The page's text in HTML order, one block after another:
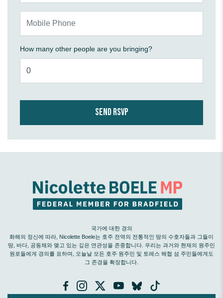
How many other people are you bringing?
국가에 대한 경의
화해의 정신에 따라, Nicolette Boele는 호주 전역의 전통적인 땅의 수호자들과 그들이
땅, 바다, 공동체와 맺고 있는 깊은 연관성을 존중합니다. 우리는 과거와 현재의 원주민
원로들에게 경의를 표하며, 오늘날 모든 호주 원주민 및 토레스 해협 섬 주민들에게도
그 존경을 확장합니다.